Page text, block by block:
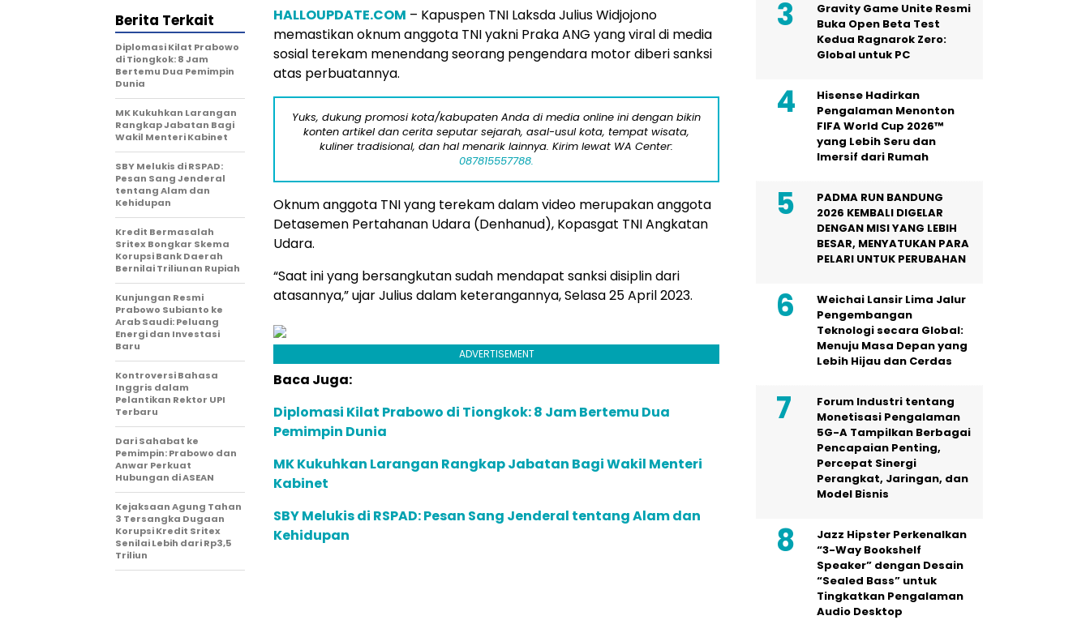
HALLOUPDATE.COM – Kapuspen TNI Laksda Julius Widjojono
memastikan oknum anggota TNI yakni Praka ANG yang viral di media
sosial terekam menendang seorang pengendara motor diberi sanksi
atas perbuatannya.
Yuks, dukung promosi kota/kabupaten Anda di media online ini dengan bikin
konten artikel dan cerita seputar sejarah, asal-usul kota, tempat wisata,
kuliner tradisional, dan hal menarik lainnya. Kirim lewat WA Center:
087815557788.
Oknum anggota TNI yang terekam dalam video merupakan anggota
Detasemen Pertahanan Udara (Denhanud), Kopasgat TNI Angkatan
Udara.
“Saat ini yang bersangkutan sudah mendapat sanksi disiplin dari
atasannya,” ujar Julius dalam keterangannya, Selasa 25 April 2023.
ADVERTISEMENT
Baca Juga:
Diplomasi Kilat Prabowo di Tiongkok: 8 Jam Bertemu Dua
Pemimpin Dunia
MK Kukuhkan Larangan Rangkap Jabatan Bagi Wakil Menteri
Kabinet
SBY Melukis di RSPAD: Pesan Sang Jenderal tentang Alam dan
Kehidupan
Berita Terkait
Diplomasi Kilat Prabowo
di Tiongkok: 8 Jam
Bertemu Dua Pemimpin
Dunia
MK Kukuhkan Larangan
Rangkap Jabatan Bagi
Wakil Menteri Kabinet
SBY Melukis di RSPAD:
Pesan Sang Jenderal
tentang Alam dan
Kehidupan
Kredit Bermasalah
Sritex Bongkar Skema
Korupsi Bank Daerah
Bernilai Triliunan Rupiah
Kunjungan Resmi
Prabowo Subianto ke
Arab Saudi: Peluang
Energi dan Investasi
Baru
Kontroversi Bahasa
Inggris dalam
Pelantikan Rektor UPI
Terbaru
Dari Sahabat ke
Pemimpin: Prabowo dan
Anwar Perkuat
Hubungan di ASEAN
Kejaksaan Agung Tahan
3 Tersangka Dugaan
Korupsi Kredit Sritex
Senilai Lebih dari Rp3,5
Triliun
Gravity Game Unite Resmi
Buka Open Beta Test
Kedua Ragnarok Zero:
Global untuk PC
Hisense Hadirkan
Pengalaman Menonton
FIFA World Cup 2026™
yang Lebih Seru dan
Imersif dari Rumah
PADMA RUN BANDUNG
2026 KEMBALI DIGELAR
DENGAN MISI YANG LEBIH
BESAR, MENYATUKAN PARA
PELARI UNTUK PERUBAHAN
Weichai Lansir Lima Jalur
Pengembangan
Teknologi secara Global:
Menuju Masa Depan yang
Lebih Hijau dan Cerdas
Forum Industri tentang
Monetisasi Pengalaman
5G-A Tampilkan Berbagai
Pencapaian Penting,
Percepat Sinergi
Perangkat, Jaringan, dan
Model Bisnis
Jazz Hipster Perkenalkan
“3-Way Bookshelf
Speaker” dengan Desain
“Sealed Bass” untuk
Tingkatkan Pengalaman
Audio Desktop